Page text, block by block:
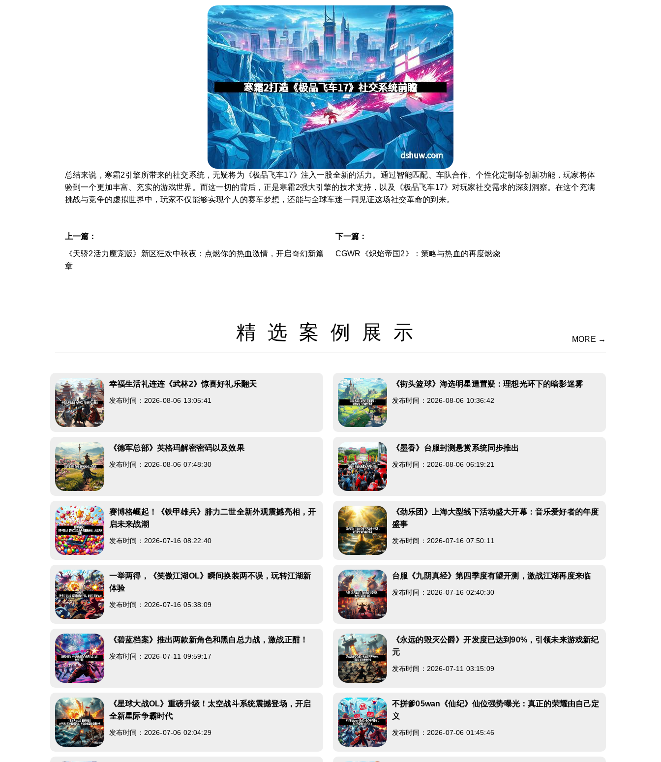
总结来说，寒霜2引擎所带来的社交系统，无疑将为《极品飞车17》注入一股全新的活力。通过智能匹配、车队合作、个性化定制等创新功能，玩家将体
验到一个更加丰富、充实的游戏世界。而这一切的背后，正是寒霜2强大引擎的技术支持，以及《极品飞车17》对玩家社交需求的深刻洞察。在这个充满
挑战与竞争的虚拟世界中，玩家不仅能够实现个人的赛车梦想，还能与全球车迷一同见证这场社交革命的到来。
上一篇：
《天骄2活力魔宠版》新区狂欢中秋夜：点燃你的热血激情，开启奇幻新篇
章
下一篇：
CGWR《炽焰帝国2》：策略与热血的再度燃烧
精选案例展示 MORE →
幸福生活礼连连《武林2》惊喜好礼乐翻天
发布时间：2026-08-06 13:05:41
《街头篮球》海选明星遭置疑：理想光环下的暗影迷雾
发布时间：2026-08-06 10:36:42
《德军总部》英格玛解密密码以及效果
发布时间：2026-08-06 07:48:30
《墨香》台服封测悬赏系统同步推出
发布时间：2026-08-06 06:19:21
赛博格崛起！《铁甲雄兵》腓力二世全新外观震撼亮相，开
启未来战潮
发布时间：2026-07-16 08:22:40
《劲乐团》上海大型线下活动盛大开幕：音乐爱好者的年度
盛事
发布时间：2026-07-16 07:50:11
一举两得，《笑傲江湖OL》瞬间换装两不误，玩转江湖新
体验
发布时间：2026-07-16 05:38:09
台服《九阴真经》第四季度有望开测，激战江湖再度来临
发布时间：2026-07-16 02:40:30
《碧蓝档案》推出两款新角色和黑白总力战，激战正酣！
发布时间：2026-07-11 09:59:17
《永远的毁灭公爵》开发度已达到90%，引领未来游戏新纪
元
发布时间：2026-07-11 03:15:09
《星球大战OL》重磅升级！太空战斗系统震撼登场，开启
全新星际争霸时代
发布时间：2026-07-06 02:04:29
不拼爹05wan《仙纪》仙位强势曝光：真正的荣耀由自己定
义
发布时间：2026-07-06 01:45:46